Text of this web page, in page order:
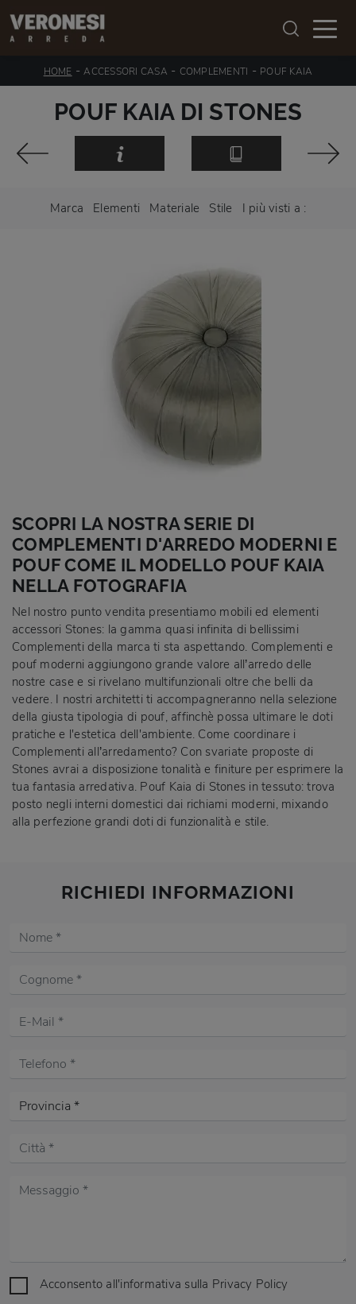
HOME -ACCESSORI CASA - COMPLEMENTI - POUF KAIA
POUF KAIA DI STONES
Marca Elementi Materiale Stile I più visti a :
SCOPRI LA NOSTRA SERIE DI
COMPLEMENTI D'ARREDO MODERNI E
POUF COME IL MODELLO POUF KAIA
NELLA FOTOGRAFIA
Nel nostro punto vendita presentiamo mobili ed elementi
accessori Stones: la gamma quasi infinita di bellissimi
Complementi della marca ti sta aspettando. Complementi e
pouf moderni aggiungono grande valore all’arredo delle
nostre case e si rivelano multifunzionali oltre che belli da
vedere. I nostri architetti ti accompagneranno nella selezione
della giusta tipologia di pouf, affinchè possa ultimare le doti
pratiche e l'estetica dell'ambiente. Come coordinare i
Complementi all’arredamento? Con svariate proposte di
Stones avrai a disposizione tonalità e finiture per esprimere la
tua fantasia arredativa. Pouf Kaia di Stones in tessuto: trova
posto negli interni domestici dai richiami moderni, mixando
alla perfezione grandi doti di funzionalità e stile.
RICHIEDI INFORMAZIONI
Acconsento all'informativa sulla Privacy Policy